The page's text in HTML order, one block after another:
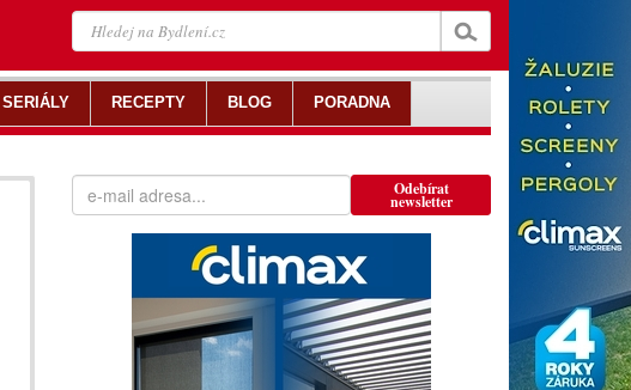
Odebírat
newsletter
SERIÁLY RECEPTY BLOG PORADNA